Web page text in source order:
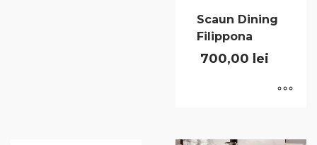
Scaun Dining
Filippona
700,00 lei